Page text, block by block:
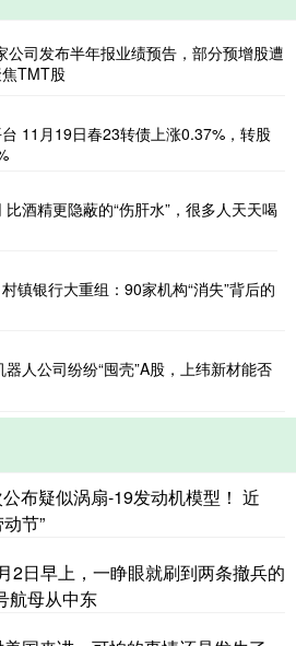
公司发布半年报业绩预告，部分预增股遭
TMT股
11月19日春23转债上涨0.37%，转股
比酒精更隐蔽的“伤肝水”，很多人天天喝
镇银行大重组：90家机构“消失”背后的
人公司纷纷“囤壳”A股，上纬新材能否
布疑似涡扇-19发动机模型！ 近
节”
2日早上，一睁眼就刷到两条撤兵的
航母从中东